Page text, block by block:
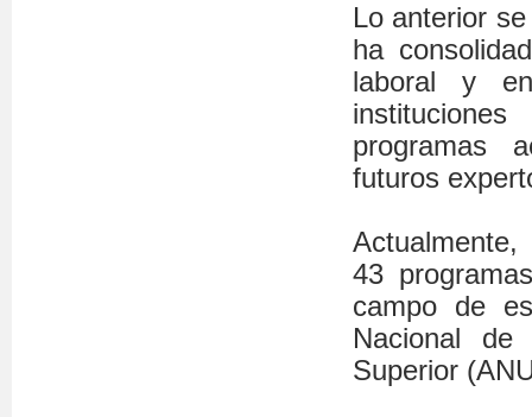
Lo anterior
ha
laboral y
programas
futuros
43
campo de
Nacional de
Superior